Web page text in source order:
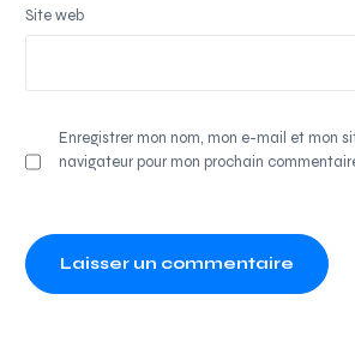
Site web
Enregistrer mon nom, mon e-mail et mon
navigateur pour mon prochain